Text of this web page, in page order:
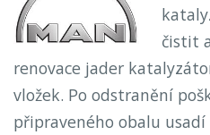
čistit
renovace jader
vložek. Po odstranění
připraveného obalu